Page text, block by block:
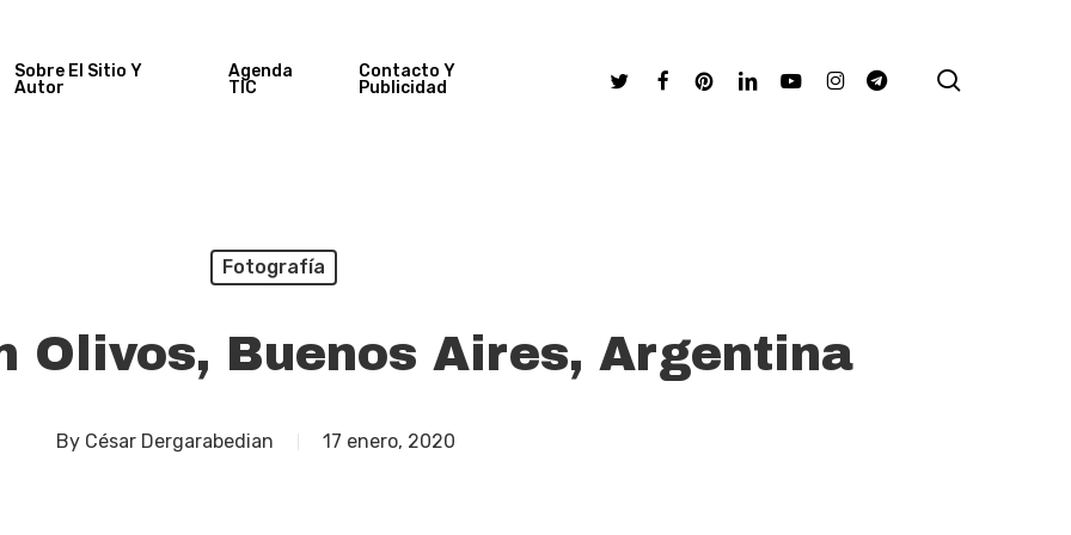
Sobre El Sitio Y
Autor
Agenda
TIC
Contacto Y
Publicidad
TwitterFacebookPinterestLinkedinYoutubeInstagramTelegram
Fotografía
Olivos, Buenos Aires, Argentina
By César Dergarabedian 17 enero, 2020